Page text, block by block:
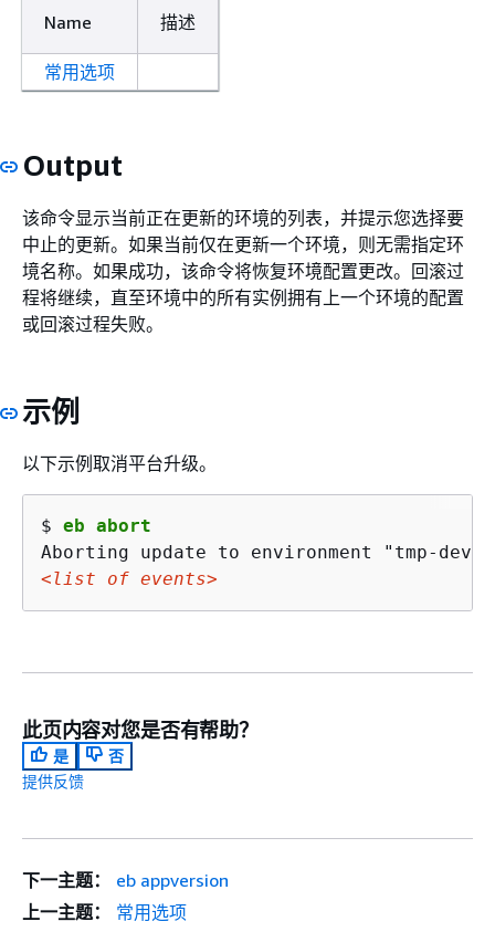
Name 描述
常用选项
Output
该命令显示当前正在更新的环境的列表，并提示您选择要
中止的更新。如果当前仅在更新一个环境，则无需指定环
境名称。如果成功，该命令将恢复环境配置更改。回滚过
程将继续，直至环境中的所有实例拥有上一个环境的配置
或回滚过程失败。
示例
以下示例取消平台升级。
$ eb abort
<list of events>
此页内容对您是否有帮助？
是
否
提供反馈
下一主题：
eb appversion
上一主题：
常用选项